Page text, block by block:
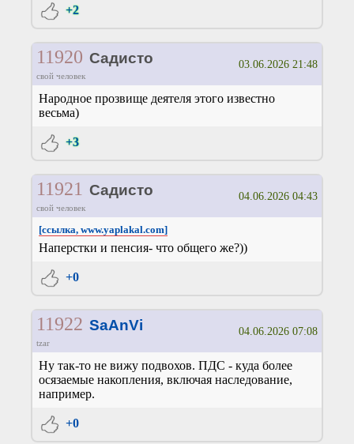
+2
11920 Садисто
свой человек
03.06.2026 21:48
Народное прозвище деятеля этого известно
весьма)
+3
11921 Садисто
свой человек
04.06.2026 04:43
[ссылка, www.yaplakal.com]
Наперстки и пенсия- что общего же?))
+0
11922 SaAnVi
tzar
04.06.2026 07:08
Ну так-то не вижу подвохов. ПДС - куда более
осязаемые накопления, включая наследование,
например.
+0